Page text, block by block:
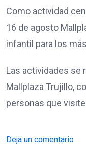
Como actividad
16 de agosto
infantil para los
Las actividades se
Mallplaza Trujillo,
personas que
Deja un comentario